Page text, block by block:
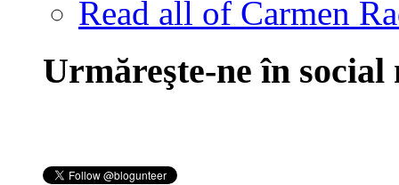
Read all of Carmen
Urmăreşte-ne în social